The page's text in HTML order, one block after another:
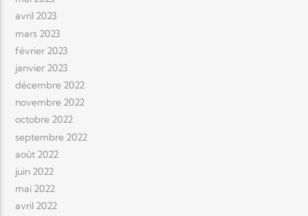
avril 2023
mars 2023
février 2023
janvier 2023
décembre 2022
novembre 2022
octobre 2022
septembre 2022
août 2022
juin 2022
mai 2022
avril 2022